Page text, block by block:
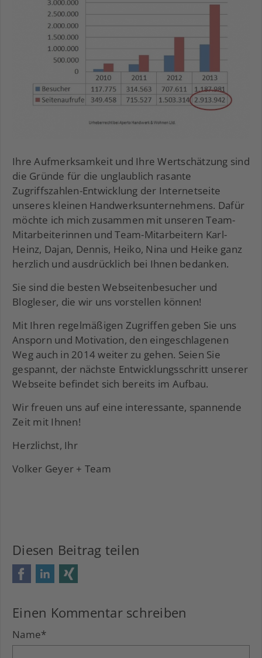
Ihre Aufmerksamkeit und Ihre Wertschätzung sind
die Gründe für die unglaublich rasante
Zugriffszahlen-Entwicklung der Internetseite
unseres kleinen Handwerksunternehmens. Dafür
möchte ich mich zusammen mit unseren Team-
Mitarbeiterinnen und Team-Mitarbeitern Karl-
Heinz, Dajan, Dennis, Heiko, Nina und Heike ganz
herzlich und ausdrücklich bei Ihnen bedanken.
Sie sind die besten Webseitenbesucher und
Blogleser, die wir uns vorstellen können!
Mit Ihren regelmäßigen Zugriffen geben Sie uns
Ansporn und Motivation, den eingeschlagenen
Weg auch in 2014 weiter zu gehen. Seien Sie
gespannt, der nächste Entwicklungsschritt unserer
Webseite befindet sich bereits im Aufbau.
Wir freuen uns auf eine interessante, spannende
Zeit mit Ihnen!
Herzlichst, Ihr
Volker Geyer + Team
Diesen Beitrag teilen
FacebookLinkedIn
Einen Kommentar schreiben
Name*